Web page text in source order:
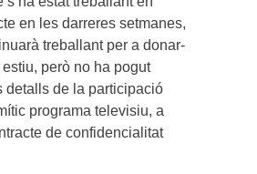
en les darreres setmanes,
treballant per a donar-
estiu, però no ha pogut
detalls de la participació
programa televisiu, a
de confidencialitat